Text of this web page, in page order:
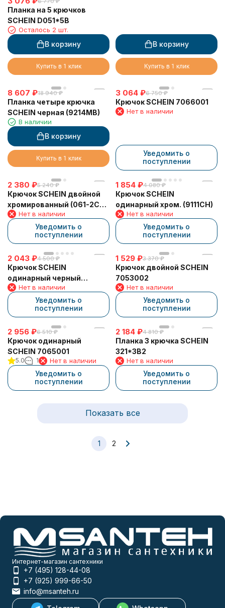
Планка на 5 крючков
SCHEIN D051*5B
Осталось 2 шт.
В корзину
Купить в 1 клик
В корзину
Купить в 1 клик
8 607 ₽18 940 ₽
Планка четыре крючка
SCHEIN черная (9214MB)
В наличии
В корзину
Купить в 1 клик
3 064 ₽6 750 ₽
Крючок SCHEIN 7066001
Нет в наличии
Уведомить о
поступлении
2 380 ₽5 240 ₽
Крючок SCHEIN двойной
хромированный (061-2CH)
из латуни
Нет в наличии
Уведомить о
поступлении
1 854 ₽4 080 ₽
Крючок SCHEIN
одинарный хром. (9111CH)
Нет в наличии
Уведомить о
поступлении
2 043 ₽4 500 ₽
Крючок SCHEIN
одинарный черный
(9111MB)
Нет в наличии
Уведомить о
поступлении
1 529 ₽3 370 ₽
Крючок двойной SCHEIN
7053002
Нет в наличии
Уведомить о
поступлении
2 956 ₽6 510 ₽
Крючок одинарный
SCHEIN 7065001
5.0 1 Нет в наличии
Уведомить о
поступлении
2 184 ₽4 810 ₽
Планка 3 крючка SCHEIN
321*3B2
Нет в наличии
Уведомить о
поступлении
Показать все
1 2
Интернет-магазин сантехники
+7 (495) 128-44-08
+7 (925) 999-66-50
info@msanteh.ru